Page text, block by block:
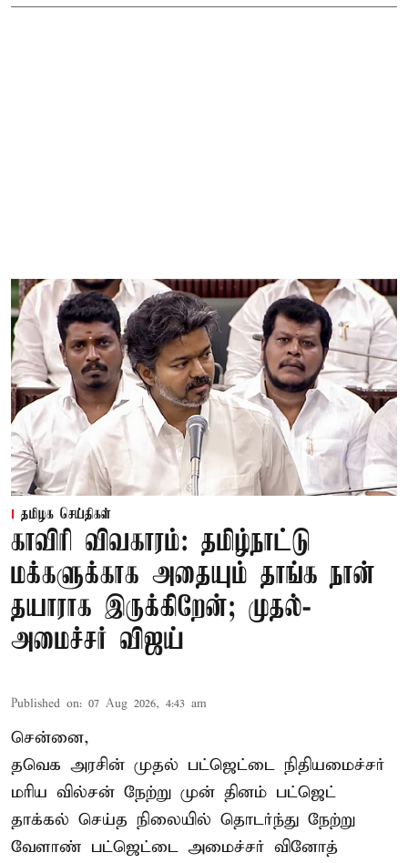
தமிழக செய்திகள்
காவிரி விவகாரம்: தமிழ்நாட்டு
மக்களுக்காக அதையும் தாங்க நான்
தயாராக இருக்கிறேன்; முதல்-
அமைச்சர் விஜய்
Published on: 07 Aug 2026, 4:43 am
சென்னை,
தவெக அரசின் முதல் பட்ஜெட்டை நிதியமைச்சர்
மரிய வில்சன் நேற்று முன் தினம் பட்ஜெட்
தாக்கல் செய்த நிலையில் தொடர்ந்து நேற்று
வேளாண் பட்ஜெட்டை அமைச்சர் வினோத்